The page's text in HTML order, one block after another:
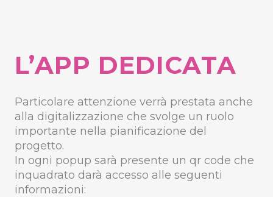
L’APP DEDICATA
Particolare attenzione verrà prestata anche
alla digitalizzazione che svolge un ruolo
importante nella pianificazione del
progetto.
In ogni popup sarà presente un qr code che
inquadrato darà accesso alle seguenti
informazioni: